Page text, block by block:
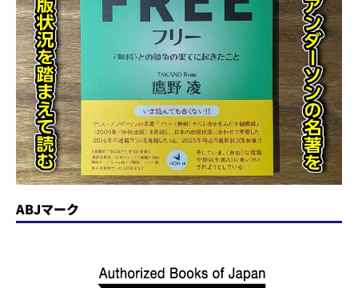
ABJマーク